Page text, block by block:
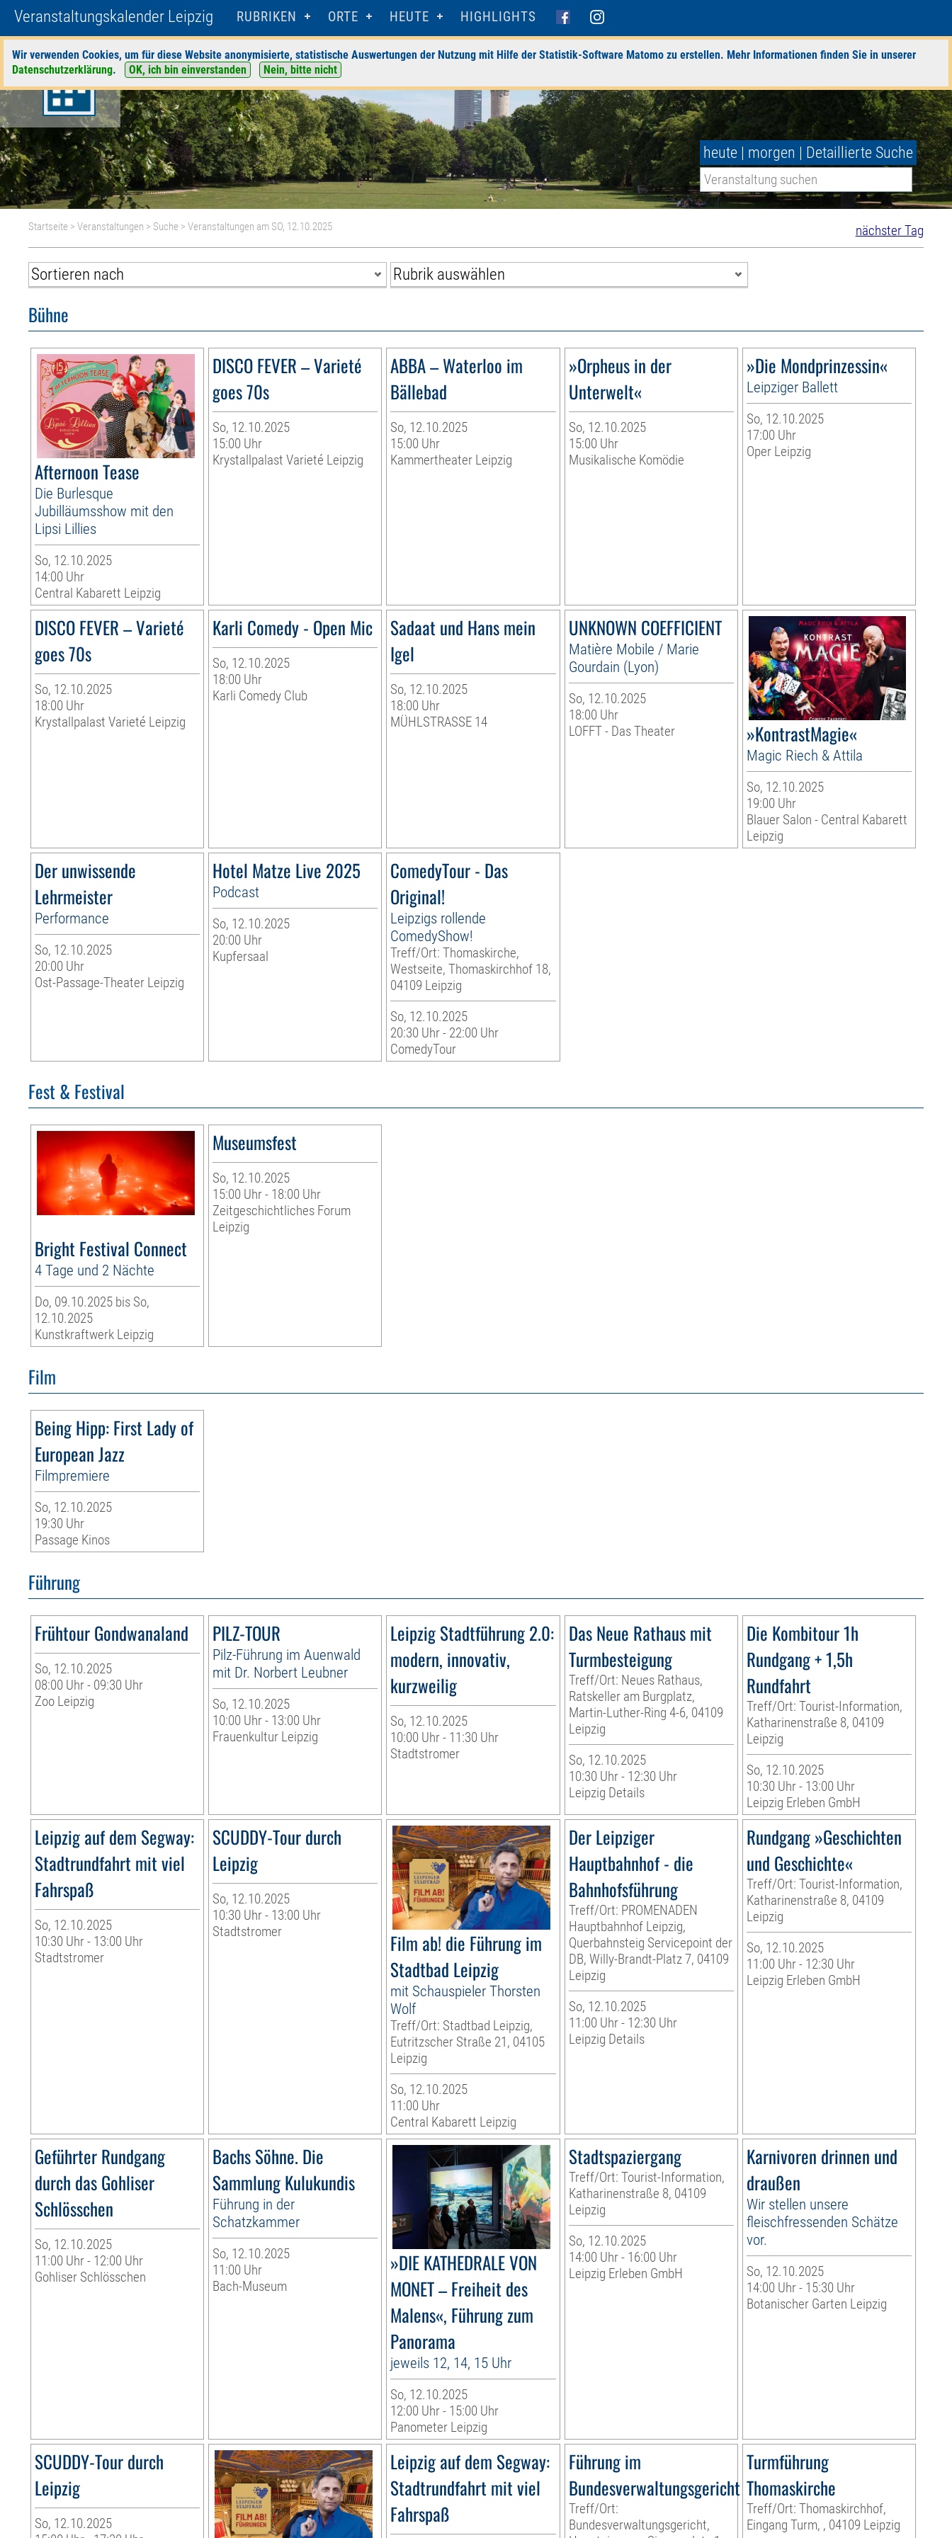
Veranstaltungskalender Leipzig RUBRIKEN ORTE HEUTE HIGHLIGHTS
Wir verwenden Cookies, um für diese Website anonymisierte, statistische Auswertungen der Nutzung mit Hilfe der Statistik-Software Matomo zu erstellen. Mehr Informationen finden Sie in unserer
Datenschutzerklärung. OK, ich bin einverstanden Nein, bitte nicht
heute | morgen | Detaillierte Suche
nächster Tag
Startseite >Veranstaltungen > Suche > Veranstaltungen am SO, 12.10.2025
Bühne
Afternoon Tease
Die Burlesque
Jubilläumsshow mit den
Lipsi Lillies
So, 12.10.2025
14:00 Uhr
Central Kabarett Leipzig
DISCO FEVER – Varieté
goes 70s
So, 12.10.2025
15:00 Uhr
Krystallpalast Varieté Leipzig
ABBA – Waterloo im
Bällebad
So, 12.10.2025
15:00 Uhr
Kammertheater Leipzig
»Orpheus in der
Unterwelt«
So, 12.10.2025
15:00 Uhr
Musikalische Komödie
»Die Mondprinzessin«
Leipziger Ballett
So, 12.10.2025
17:00 Uhr
Oper Leipzig
DISCO FEVER – Varieté
goes 70s
So, 12.10.2025
18:00 Uhr
Krystallpalast Varieté Leipzig
Karli Comedy - Open Mic
So, 12.10.2025
18:00 Uhr
Karli Comedy Club
Sadaat und Hans mein
Igel
So, 12.10.2025
18:00 Uhr
MÜHLSTRASSE 14
UNKNOWN COEFFICIENT
Matière Mobile / Marie
Gourdain (Lyon)
So, 12.10.2025
18:00 Uhr
LOFFT - Das Theater
»KontrastMagie«
Magic Riech & Attila
So, 12.10.2025
19:00 Uhr
Blauer Salon - Central Kabarett
Leipzig
Der unwissende
Lehrmeister
Performance
So, 12.10.2025
20:00 Uhr
Ost-Passage-Theater Leipzig
Hotel Matze Live 2025
Podcast
So, 12.10.2025
20:00 Uhr
Kupfersaal
ComedyTour - Das
Original!
Leipzigs rollende
ComedyShow!
Treff/Ort: Thomaskirche,
Westseite, Thomaskirchhof 18,
04109 Leipzig
So, 12.10.2025
20:30 Uhr - 22:00 Uhr
ComedyTour
Fest & Festival
Bright Festival Connect
4 Tage und 2 Nächte
Do, 09.10.2025 bis So,
12.10.2025
Kunstkraftwerk Leipzig
Museumsfest
So, 12.10.2025
15:00 Uhr - 18:00 Uhr
Zeitgeschichtliches Forum
Leipzig
Film
Being Hipp: First Lady of
European Jazz
Filmpremiere
So, 12.10.2025
19:30 Uhr
Passage Kinos
Führung
Frühtour Gondwanaland
So, 12.10.2025
08:00 Uhr - 09:30 Uhr
Zoo Leipzig
PILZ-TOUR
Pilz-Führung im Auenwald
mit Dr. Norbert Leubner
So, 12.10.2025
10:00 Uhr - 13:00 Uhr
Frauenkultur Leipzig
Leipzig Stadtführung 2.0:
modern, innovativ,
kurzweilig
So, 12.10.2025
10:00 Uhr - 11:30 Uhr
Stadtstromer
Das Neue Rathaus mit
Turmbesteigung
Treff/Ort: Neues Rathaus,
Ratskeller am Burgplatz,
Martin-Luther-Ring 4-6, 04109
Leipzig
So, 12.10.2025
10:30 Uhr - 12:30 Uhr
Leipzig Details
Die Kombitour 1h
Rundgang + 1,5h
Rundfahrt
Treff/Ort: Tourist-Information,
Katharinenstraße 8, 04109
Leipzig
So, 12.10.2025
10:30 Uhr - 13:00 Uhr
Leipzig Erleben GmbH
Leipzig auf dem Segway:
Stadtrundfahrt mit viel
Fahrspaß
So, 12.10.2025
10:30 Uhr - 13:00 Uhr
Stadtstromer
SCUDDY-Tour durch
Leipzig
So, 12.10.2025
10:30 Uhr - 13:00 Uhr
Stadtstromer
Film ab! die Führung im
Stadtbad Leipzig
mit Schauspieler Thorsten
Wolf
Treff/Ort: Stadtbad Leipzig,
Eutritzscher Straße 21, 04105
Leipzig
So, 12.10.2025
11:00 Uhr
Central Kabarett Leipzig
Der Leipziger
Hauptbahnhof - die
Bahnhofsführung
Treff/Ort: PROMENADEN
Hauptbahnhof Leipzig,
Querbahnsteig Servicepoint der
DB, Willy-Brandt-Platz 7, 04109
Leipzig
So, 12.10.2025
11:00 Uhr - 12:30 Uhr
Leipzig Details
Rundgang »Geschichten
und Geschichte«
Treff/Ort: Tourist-Information,
Katharinenstraße 8, 04109
Leipzig
So, 12.10.2025
11:00 Uhr - 12:30 Uhr
Leipzig Erleben GmbH
Geführter Rundgang
durch das Gohliser
Schlösschen
So, 12.10.2025
11:00 Uhr - 12:00 Uhr
Gohliser Schlösschen
Bachs Söhne. Die
Sammlung Kulukundis
Führung in der
Schatzkammer
So, 12.10.2025
11:00 Uhr
Bach-Museum
»DIE KATHEDRALE VON
MONET – Freiheit des
Malens«, Führung zum
Panorama
jeweils 12, 14, 15 Uhr
So, 12.10.2025
12:00 Uhr - 15:00 Uhr
Panometer Leipzig
Stadtspaziergang
Treff/Ort: Tourist-Information,
Katharinenstraße 8, 04109
Leipzig
So, 12.10.2025
14:00 Uhr - 16:00 Uhr
Leipzig Erleben GmbH
Karnivoren drinnen und
draußen
Wir stellen unsere
fleischfressenden Schätze
vor.
So, 12.10.2025
14:00 Uhr - 15:30 Uhr
Botanischer Garten Leipzig
SCUDDY-Tour durch
Leipzig
So, 12.10.2025
Leipzig auf dem Segway:
Stadtrundfahrt mit viel
Fahrspaß
Führung im
Bundesverwaltungsgericht
Treff/Ort:
Bundesverwaltungsgericht,
Turmführung
Thomaskirche
Treff/Ort: Thomaskirchhof,
Eingang Turm, , 04109 Leipzig